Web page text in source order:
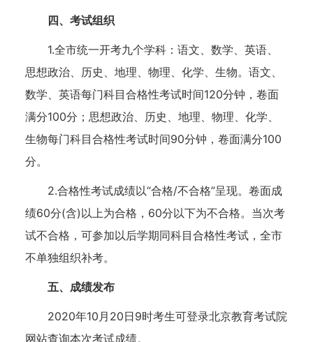
四、考试组织
1.全市统一开考九个学科：语文、数学、英语、
思想政治、历史、地理、物理、化学、生物。语文、
数学、英语每门科目合格性考试时间120分钟，卷面
满分100分；思想政治、历史、地理、物理、化学、
生物每门科目合格性考试时间90分钟，卷面满分100
分。
2.合格性考试成绩以“合格/不合格”呈现。卷面成
绩60分(含)以上为合格，60分以下为不合格。当次考
试不合格，可参加以后学期同科目合格性考试，全市
不单独组织补考。
五、成绩发布
2020年10月20日9时考生可登录北京教育考试院
网站查询本次考试成绩。